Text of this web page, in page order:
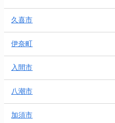
久喜市
伊奈町
入間市
八潮市
加須市